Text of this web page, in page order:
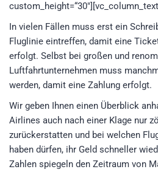
In vielen Fällen muss erst ein
Fluglinie eintreffen, damit eine
erfolgt. Selbst bei großen und
Luftfahrtunternehmen muss
werden, damit eine Zahlung erfolgt.
Wir geben Ihnen einen Überblick
Airlines auch nach einer Klage nur
zurückerstatten und bei welchen
haben dürfen, ihr Geld schneller
Zahlen spiegeln den Zeitraum von